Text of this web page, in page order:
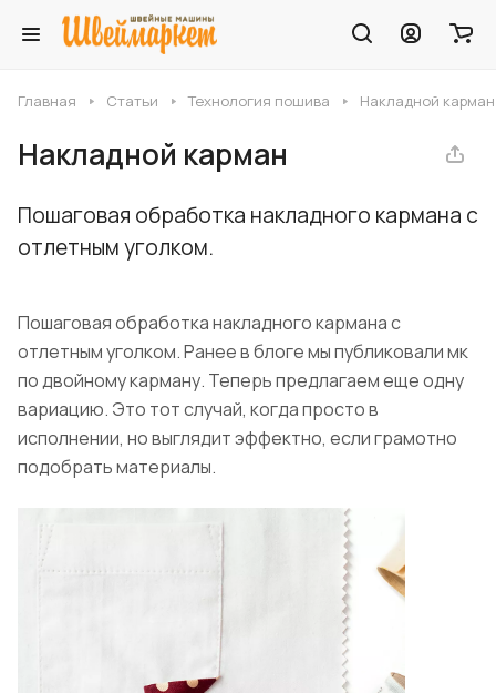
Главная Статьи Технология пошива Накладной карман
Накладной карман
Пошаговая обработка накладного кармана с
отлетным уголком.
Пошаговая обработка накладного кармана с
отлетным уголком. Ранее в блоге мы публиковали мк
по двойному карману. Теперь предлагаем еще одну
вариацию. Это тот случай, когда просто в
исполнении, но выглядит эффектно, если грамотно
подобрать материалы.